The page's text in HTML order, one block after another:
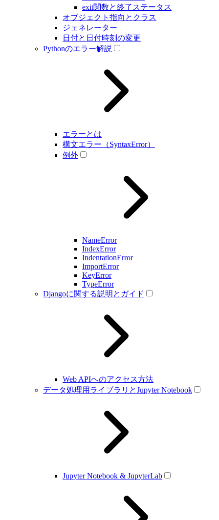
exit関数と終了ステータス
オブジェクト指向とクラス
ジェネレーター
日付と日付時刻の変更
Pythonのエラー解説
エラーとは
構文エラー（SyntaxError）
例外
NameError
IndexError
IndentationError
ImportError
KeyError
TypeError
Djangoに関する説明とガイド
Web APIへのアクセス方法
データ処理用ライブラリとJupyter Notebook
Jupyter Notebook & JupyterLab